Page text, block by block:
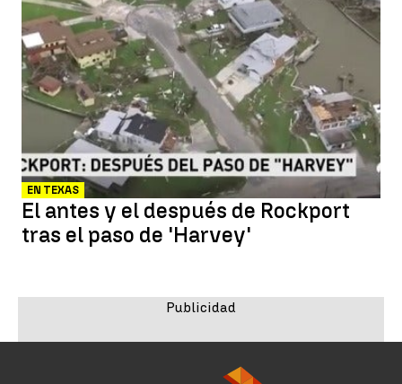
EN TEXAS
El antes y el después de Rockport
tras el paso de 'Harvey'